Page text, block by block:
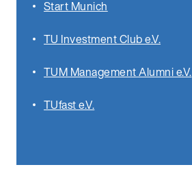
Start Munich
TU Investment Club e.V.
TUM Management Alumni e.V.
TUfast e.V.